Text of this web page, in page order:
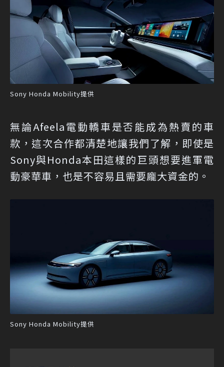
Sony Honda Mobility提供
無論Afeela電動轎車是否能成為熱賣的車
款，這次合作都清楚地讓我們了解，即使是
Sony與Honda本田這樣的巨頭想要進軍電
動豪華車，也是不容易且需要龐大資金的。
Sony Honda Mobility提供